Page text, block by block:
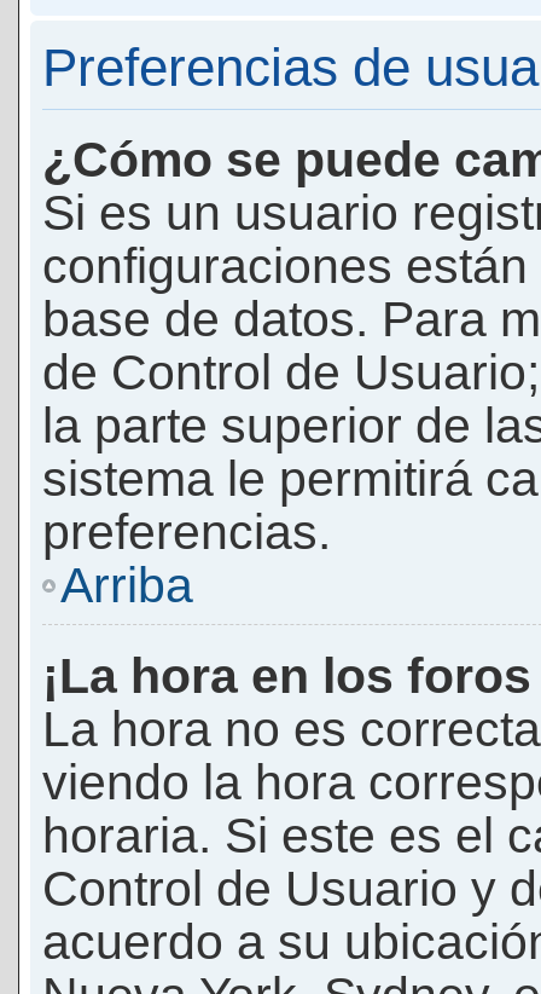
Preferencias de
¿Cómo se puede
Si es un usuario
configuraciones
base de datos. Para
de Control de
la parte superior de
sistema le permitirá
preferencias.
Arriba
¡La hora en los
La hora no es
viendo la hora
horaria. Si este es el
Control de Usuario y
acuerdo a su